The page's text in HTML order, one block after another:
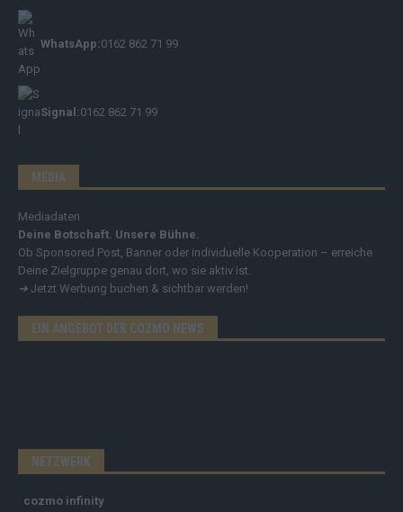
WhatsApp:0162 862 71 99
Signal:0162 862 71 99
MEDIA
Mediadaten
Deine Botschaft. Unsere Bühne.
Ob Sponsored Post, Banner oder individuelle Kooperation – erreiche
Deine Zielgruppe genau dort, wo sie aktiv ist.
➔ Jetzt Werbung buchen & sichtbar werden!
EIN ANGEBOT DER COZMO NEWS
NETZWERK
cozmo infinity